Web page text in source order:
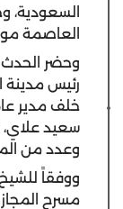
السعودية،
العاصمة
وحضر الحدث
رئيس
خلف مدير
سعيد علاي،
وعدد من
ووفقاً
مسرح